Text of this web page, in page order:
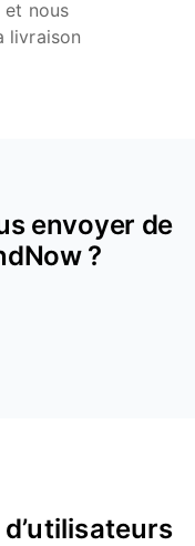
nous
livraison
envoyer de
?